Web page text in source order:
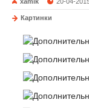
Картинки